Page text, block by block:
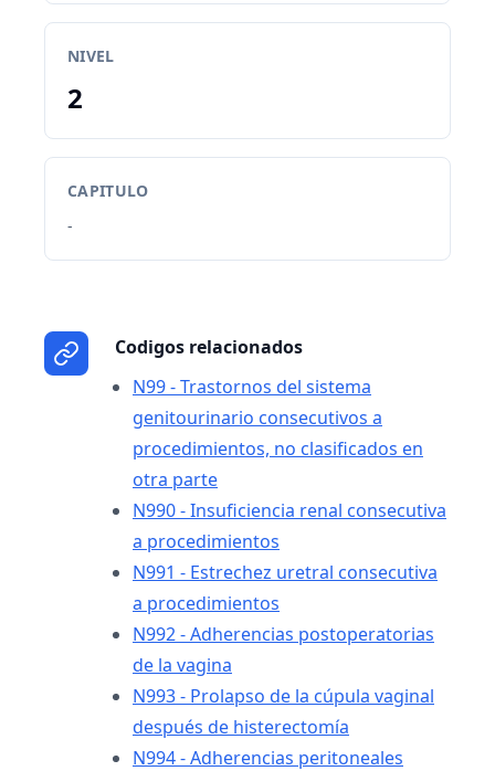
NIVEL
2
CAPITULO
-
Codigos relacionados
N99 - Trastornos del sistema
genitourinario consecutivos a
procedimientos, no clasificados en
otra parte
N990 - Insuficiencia renal consecutiva
a procedimientos
N991 - Estrechez uretral consecutiva
a procedimientos
N992 - Adherencias postoperatorias
de la vagina
N993 - Prolapso de la cúpula vaginal
después de histerectomía
N994 - Adherencias peritoneales